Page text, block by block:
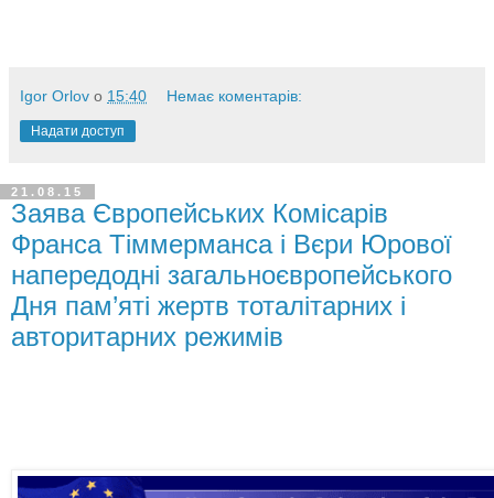
Igor Orlov о 15:40 Немає коментарів:
Надати доступ
21.08.15
Заява Європейських Комісарів
Франса Тіммерманса і Вєри Юрової
напередодні загальноєвропейського
Дня пам’яті жертв тоталітарних і
авторитарних режимів